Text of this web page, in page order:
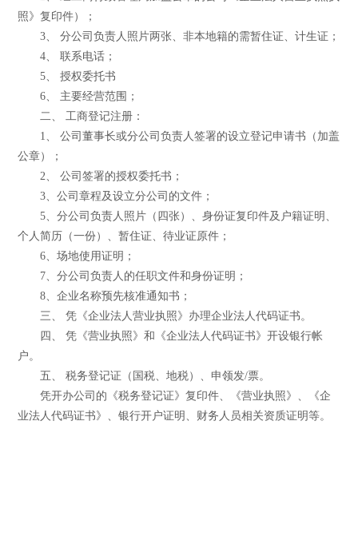
照》复印件）；
3、 分公司负责人照片两张、非本地籍的需暂住证、计生证；
4、 联系电话；
5、 授权委托书
6、 主要经营范围；
二、 工商登记注册：
1、 公司董事长或分公司负责人签署的设立登记申请书（加盖
公章）；
2、 公司签署的授权委托书；
3、公司章程及设立分公司的文件；
5、分公司负责人照片（四张）、身份证复印件及户籍证明、
个人简历（一份）、暂住证、待业证原件；
6、场地使用证明；
7、分公司负责人的任职文件和身份证明；
8、企业名称预先核准通知书；
三、 凭《企业法人营业执照》办理企业法人代码证书。
四、 凭《营业执照》和《企业法人代码证书》开设银行帐
户。
五、 税务登记证（国税、地税）、申领发/票。
凭开办公司的《税务登记证》复印件、《营业执照》、《企
业法人代码证书》、银行开户证明、财务人员相关资质证明等。